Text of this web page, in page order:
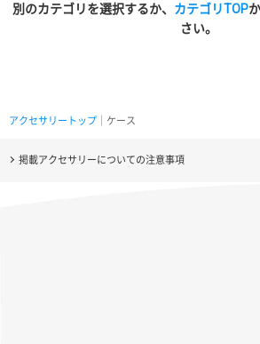
別のカテゴリを選択するか、 カテゴリTOP
さい。
アクセサリートップ ｜ケース
掲載アクセサリーについての注意事項